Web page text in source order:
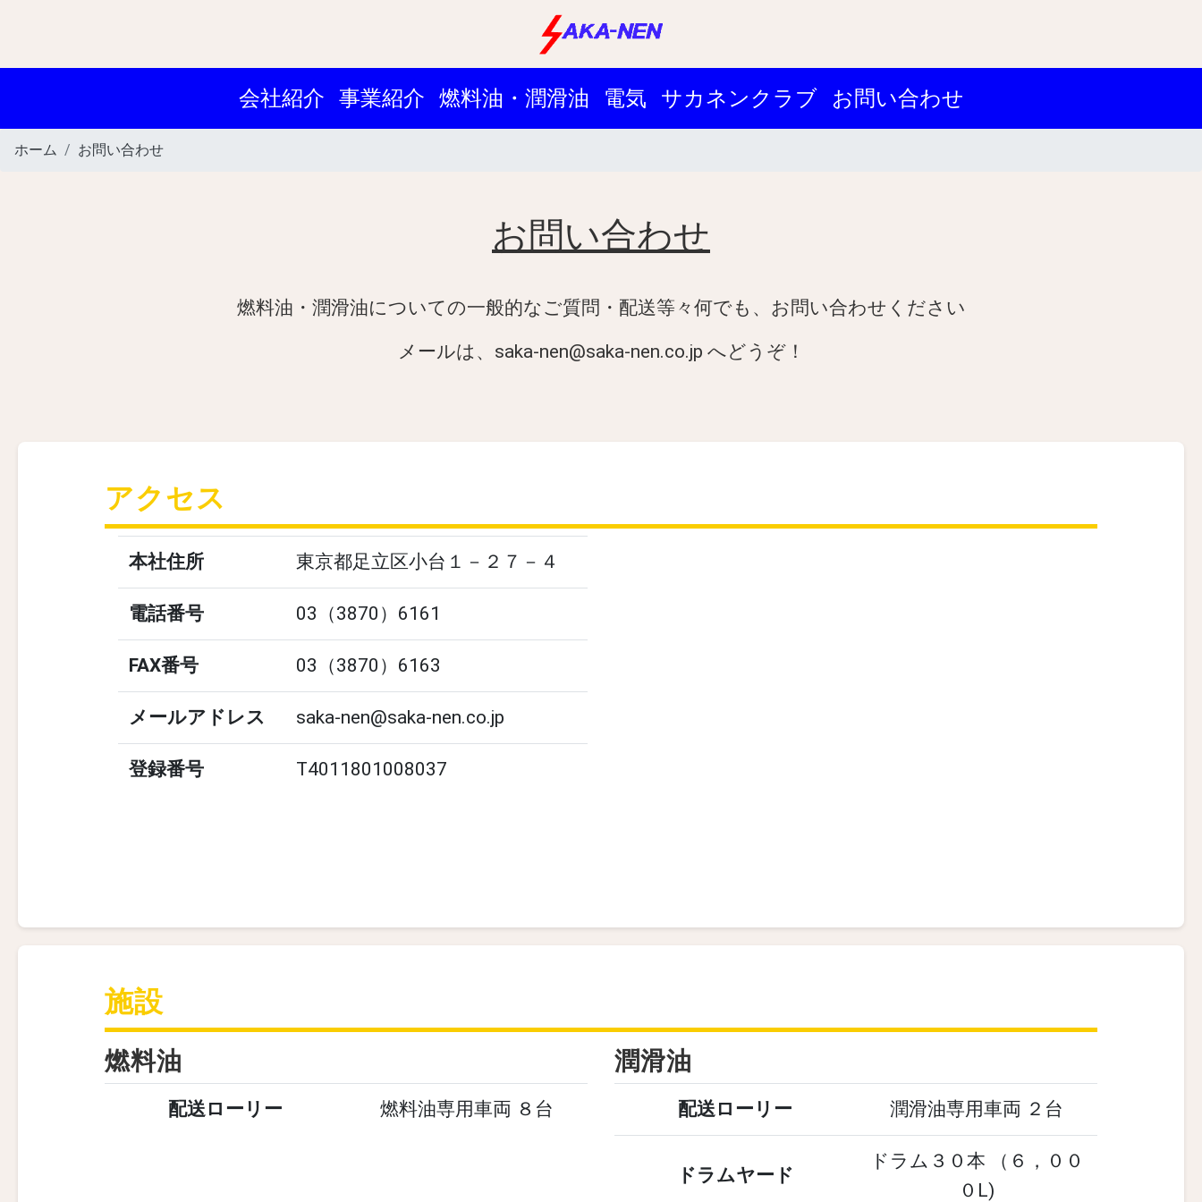
会社紹介 事業紹介 燃料油・潤滑油 電気 サカネンクラブ お問い合わせ
ホーム お問い合わせ
お問い合わせ
燃料油・潤滑油についての一般的なご質問・配送等々何でも、お問い合わせください
メールは、saka-nen@saka-nen.co.jp へどうぞ！
アクセス
本社住所 東京都足立区小台１－２７－４
電話番号 03（3870）6161
FAX番号 03（3870）6163
メールアドレス saka-nen@saka-nen.co.jp
登録番号 T4011801008037
施設
燃料油
配送ローリー 燃料油専用車両 ８台
潤滑油
配送ローリー 潤滑油専用車両 ２台
ドラムヤード
ドラム３０本 （６，００
０L)